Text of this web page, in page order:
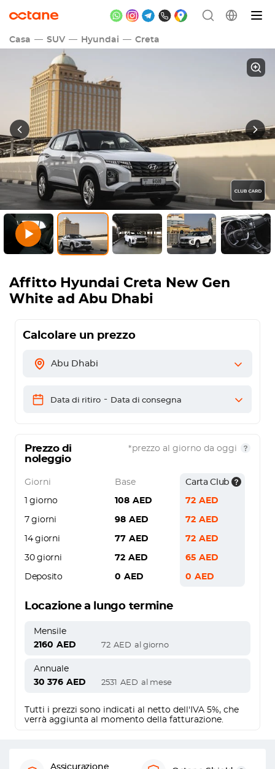
Casa SUV Hyundai Creta
Affitto Hyundai Creta New Gen
White ad Abu Dhabi
Calcolare un prezzo
Abu Dhabi
Data di ritiro - Data di consegna
Prezzo di
noleggio
*prezzo al giorno da oggi
Giorni Base Carta Club
1 giorno 108 AED 72 AED
7 giorni 98 AED 72 AED
14 giorni 77 AED 72 AED
30 giorni 72 AED 65 AED
Deposito 0 AED 0 AED
Locazione a lungo termine
Mensile
2160 AED 72 AED al giorno
Annuale
30 376 AED 2531 AED al mese
Tutti i prezzi sono indicati al netto dell'IVA 5%, che
verrà aggiunta al momento della fatturazione.
Assicurazione